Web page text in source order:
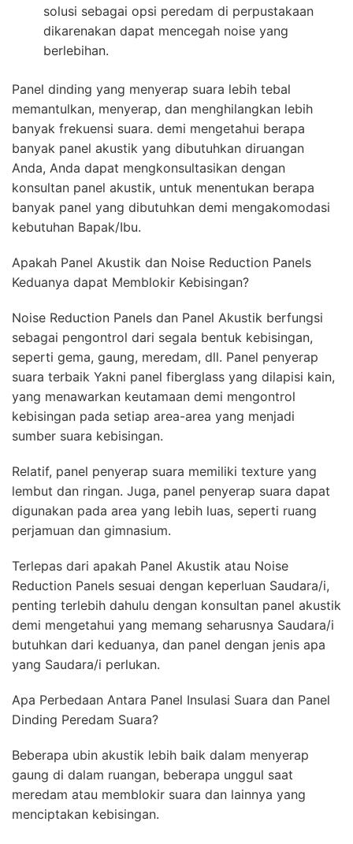
solusi sebagai opsi peredam di perpustakaan
dikarenakan dapat mencegah noise yang
berlebihan.
Panel dinding yang menyerap suara lebih tebal
memantulkan, menyerap, dan menghilangkan lebih
banyak frekuensi suara. demi mengetahui berapa
banyak panel akustik yang dibutuhkan diruangan
Anda, Anda dapat mengkonsultasikan dengan
konsultan panel akustik, untuk menentukan berapa
banyak panel yang dibutuhkan demi mengakomodasi
kebutuhan Bapak/Ibu.
Apakah Panel Akustik dan Noise Reduction Panels
Keduanya dapat Memblokir Kebisingan?
Noise Reduction Panels dan Panel Akustik berfungsi
sebagai pengontrol dari segala bentuk kebisingan,
seperti gema, gaung, meredam, dll. Panel penyerap
suara terbaik Yakni panel fiberglass yang dilapisi kain,
yang menawarkan keutamaan demi mengontrol
kebisingan pada setiap area-area yang menjadi
sumber suara kebisingan.
Relatif, panel penyerap suara memiliki texture yang
lembut dan ringan. Juga, panel penyerap suara dapat
digunakan pada area yang lebih luas, seperti ruang
perjamuan dan gimnasium.
Terlepas dari apakah Panel Akustik atau Noise
Reduction Panels sesuai dengan keperluan Saudara/i,
penting terlebih dahulu dengan konsultan panel akustik
demi mengetahui yang memang seharusnya Saudara/i
butuhkan dari keduanya, dan panel dengan jenis apa
yang Saudara/i perlukan.
Apa Perbedaan Antara Panel Insulasi Suara dan Panel
Dinding Peredam Suara?
Beberapa ubin akustik lebih baik dalam menyerap
gaung di dalam ruangan, beberapa unggul saat
meredam atau memblokir suara dan lainnya yang
menciptakan kebisingan.